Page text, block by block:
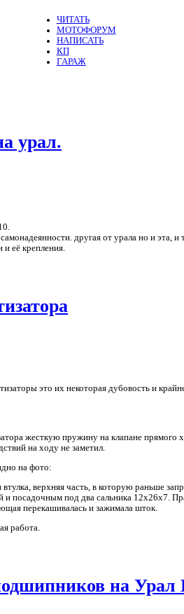
ЧИТАТЬ
МОТОФОРУМ
НАПИСАТЬ
КП
ГАРАЖ
урал.
другая от урала но и эта,
её крепления.
это их некоторая дубовость и
жесткую пружину на клапане
на ходу не заметил.
на фото:
верхняя часть, в которую раньше
посадочным под два сальника 12х26х7.
перекашивалась и зажимала шток.
работа.
на Урал